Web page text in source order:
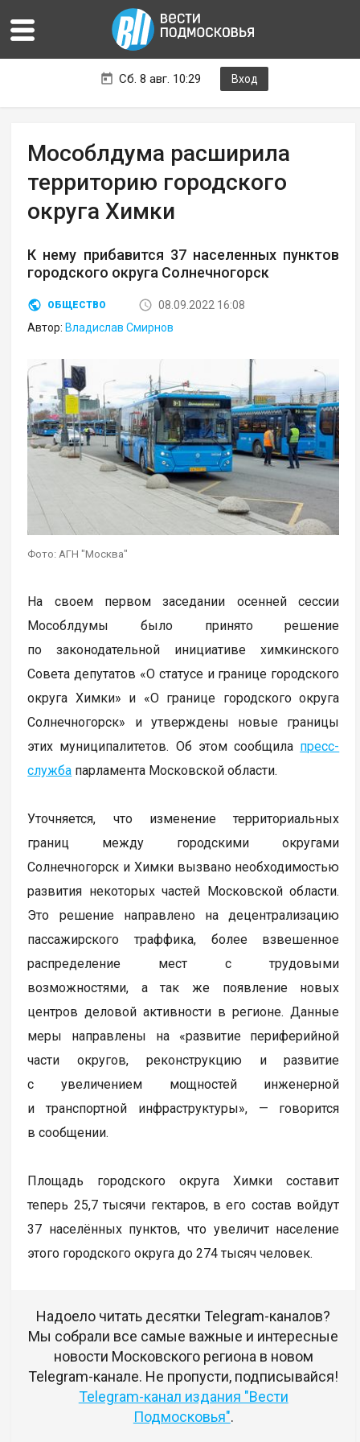
Сб. 8 авг. 10:29 Вход
Мособлдума расширила
территорию городского
округа Химки
К нему прибавится 37 населенных пунктов
городского округа Солнечногорск
ОБЩЕСТВО
08.09.2022 16:08
Автор: Владислав Смирнов
Фото: АГН "Москва"
На своем первом заседании осенней сессии
Мособлдумы было принято решение
по законодательной инициативе химкинского
Совета депутатов «О статусе и границе городского
округа Химки» и «О границе городского округа
Солнечногорск» и утверждены новые границы
этих муниципалитетов. Об этом сообщила пресс-
служба парламента Московской области.
Уточняется, что изменение территориальных
границ между городскими округами
Солнечногорск и Химки вызвано необходимостью
развития некоторых частей Московской области.
Это решение направлено на децентрализацию
пассажирского траффика, более взвешенное
распределение мест с трудовыми
возможностями, а так же появление новых
центров деловой активности в регионе. Данные
меры направлены на «развитие периферийной
части округов, реконструкцию и развитие
с увеличением мощностей инженерной
и транспортной инфраструктуры», — говорится
в сообщении.
Площадь городского округа Химки составит
теперь 25,7 тысячи гектаров, в его состав войдут
37 населённых пунктов, что увеличит население
этого городского округа до 274 тысяч человек.
Надоело читать десятки Telegram-каналов?
Мы собрали все самые важные и интересные
новости Московского региона в новом
Telegram-канале. Не пропусти, подписывайся!
Telegram-канал издания "Вести
Подмосковья".